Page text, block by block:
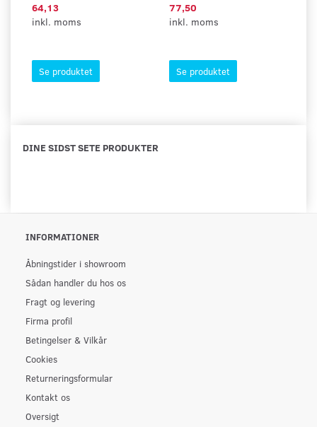
64,13
inkl. moms
Se produktet
77,50
inkl. moms
Se produktet
DINE SIDST SETE PRODUKTER
INFORMATIONER
Åbningstider i showroom
Sådan handler du hos os
Fragt og levering
Firma profil
Betingelser & Vilkår
Cookies
Returneringsformular
Kontakt os
Oversigt